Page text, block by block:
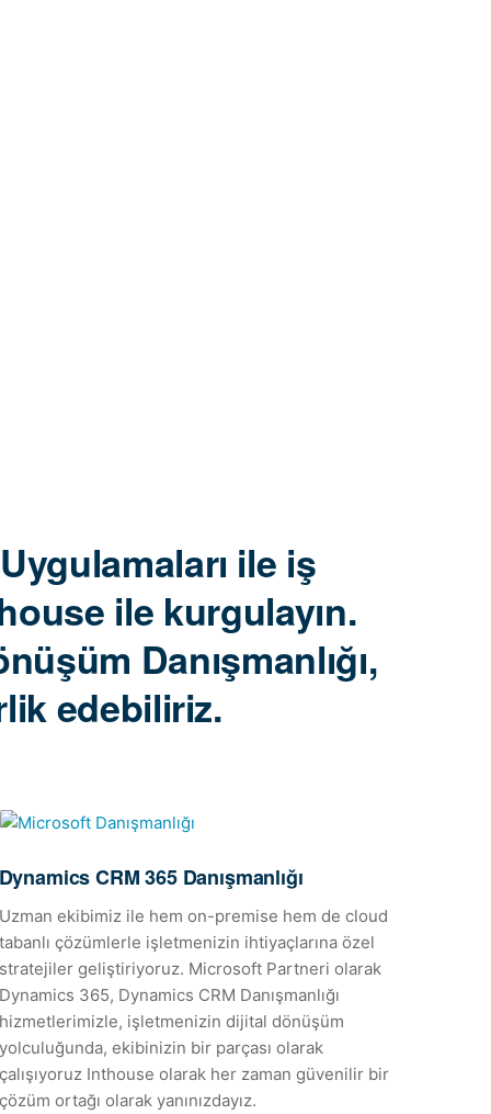
ile iş
ile kurgulayın.
Danışmanlığı,
edebiliriz.
Dynamics CRM 365 Danışmanlığı
Uzman ekibimiz ile hem on-premise hem de cloud
tabanlı çözümlerle işletmenizin ihtiyaçlarına özel
stratejiler geliştiriyoruz. Microsoft Partneri olarak
Dynamics 365, Dynamics CRM Danışmanlığı
hizmetlerimizle, işletmenizin dijital dönüşüm
yolculuğunda, ekibinizin bir parçası olarak
çalışıyoruz Inthouse olarak her zaman güvenilir bir
çözüm ortağı olarak yanınızdayız.